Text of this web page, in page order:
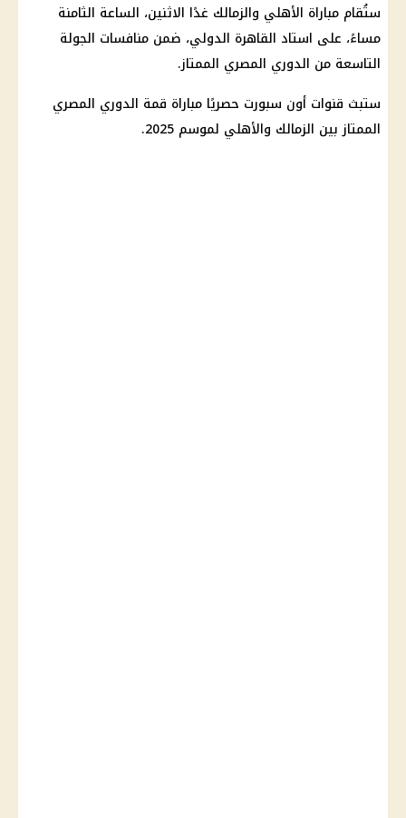
ستُقام مباراة الأهلي والزمالك غدًا الاثنين، الساعة الثامنة
مساءً، على استاد القاهرة الدولي، ضمن منافسات الجولة
التاسعة من الدوري المصري الممتاز.
ستبث قنوات أون سبورت حصريًا مباراة قمة الدوري المصري
الممتازبين الزمالك والأهلي لموسم 2025.